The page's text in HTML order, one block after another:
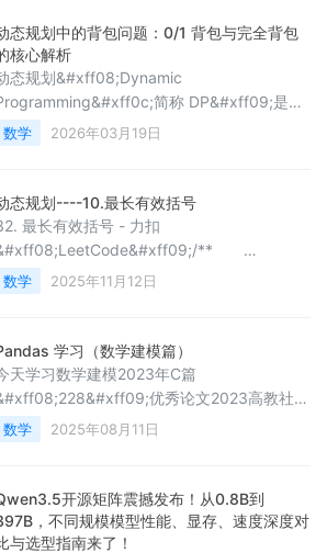
规模应用拆分、涉及数百个独立 Feature 模
与底层硬件服务深度解耦的背景下&#xff0c;
何实现灵活的“控制反转&#xff
态规划中的背包问题：0/1 背包与完全背包
核心解析
态规划&#xff08;Dynamic
简称 DP&#xff09;是算
设计中一种重要的思想&#xff0c;其核心在于
过拆解问题、定义状态、寻找状态转移规律
。而背包问题作为动态规划的经典应用场景
尤其是 0/1 背包和完全背包&#xff0c;
常是理解 DP 思想的最佳切入点。一、动态
划的核心&
数学 2026年03月19日
态规划----10.最长有效括号
最长有效括号 - 力扣
**
有效长度,validLen[i]代表,以下标i结
时连续有效括号长度 初始时全部默认初
1开始 动态规划: 情况一:()()
下标1结尾:validLe
数学 2025年11月12日
学习（数学建模篇）
天学习数学建模2023年C篇
优秀论文2023高教社杯
国大学生数学建模竞赛C题论文展示
- 2023C题论文 - 中
.pd.DataFramepd.DataFrame() 是 pandas
中用于创建二维表格数据结构
的核心函数。它
数学 2025年08月11日
开源矩阵震撼发布！从0.8B到
，不同规模模型性能、显存、速度深度对
与选型指南来了！